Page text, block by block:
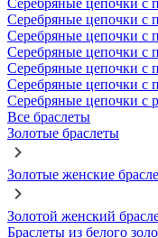
Серебряные цепочки с
Серебряные цепочки с
Серебряные цепочки с
Серебряные цепочки с
Серебряные цепочки с
Серебряные цепочки с
Серебряные цепочки с
Все браслеты
Золотые браслеты
Золотые женские
Золотой женский
Браслеты из белого